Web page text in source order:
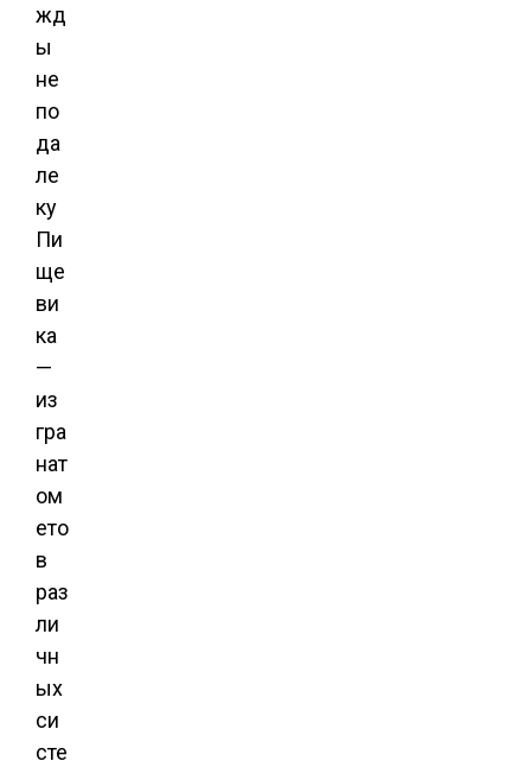
жд
ы
не
по
да
ле
ку
Пи
ще
ви
ка
—
из
гра
нат
ом
ето
в
раз
ли
чн
ых
си
сте